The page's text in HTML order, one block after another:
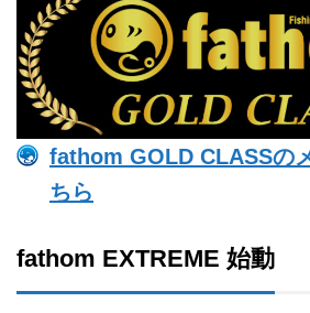
fathom GOLD CLASSの
ちら
fathom EXTREME 始動